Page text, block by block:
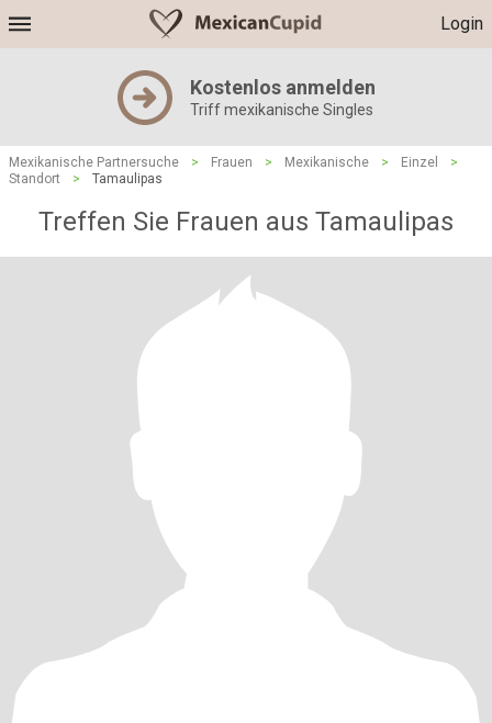
Login
Kostenlos anmelden
Triff mexikanische Singles
Mexikanische Partnersuche > Frauen > Mexikanische > Einzel
>
Standort
> Tamaulipas
Treffen Sie Frauen aus Tamaulipas